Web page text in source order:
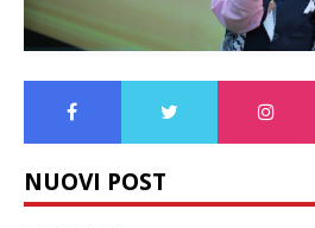
NUOVI POST